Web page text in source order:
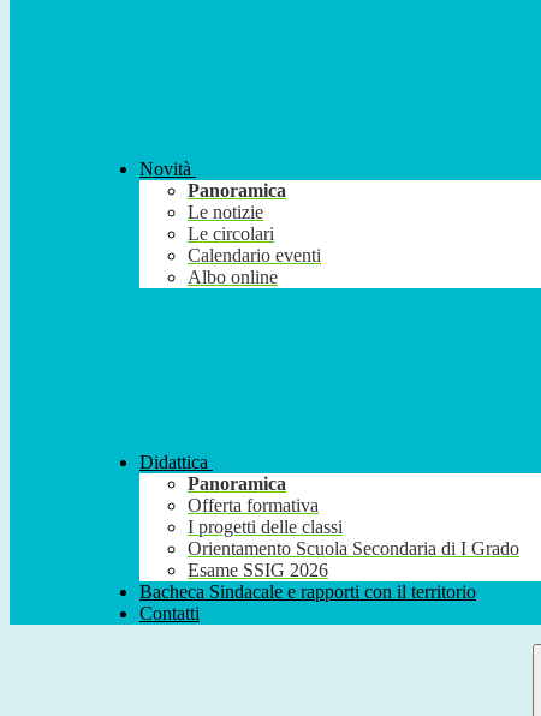
Novità
Panoramica
Le notizie
Le circolari
Calendario eventi
Albo online
Didattica
Panoramica
Offerta formativa
I progetti delle classi
Orientamento Scuola Secondaria di I Grado
Esame SSIG 2026
Bacheca Sindacale e rapporti con il territorio
Contatti